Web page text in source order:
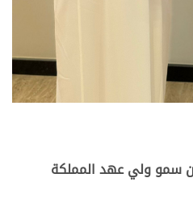
سمو ولي عهد المملكة